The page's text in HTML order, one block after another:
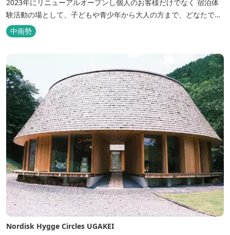
2023年にリニューアルオープンし個人のお客様だけでなく 宿泊体
験活動の場として、子どもや青少年から大人の方まで、どなたでも
ご利用いただけます。 ヨットやボート・カヤックをはじめとするマ
リンアクティビティや併設する海の乗馬倶楽部エルカバージョでの
乗馬体験が可能！ 小中学生や団体様向けに海の自然体験教室も開催
しています...
中南勢
Nordisk Hygge Circles UGAKEI